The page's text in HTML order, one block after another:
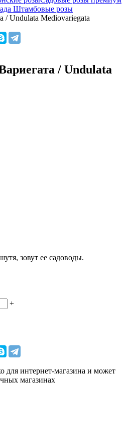
Штамбовые розы
/ Undulata Mediovariegata
/ Undulata
зовут ее садоводы.
+
для интернет-магазина и может
магазинах